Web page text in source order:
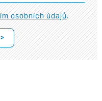
osobních údajů.